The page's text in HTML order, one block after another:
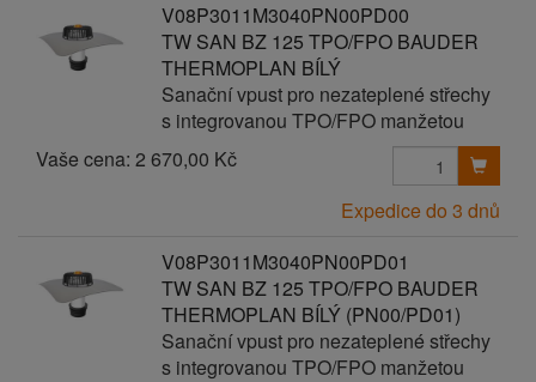
V08P3011M3040PN00PD00
TW SAN BZ 125 TPO/FPO BAUDER
THERMOPLAN BÍLÝ
Sanační vpust pro nezateplené střechy
s integrovanou TPO/FPO manžetou
Vaše cena: 2 670,00 Kč
Expedice do 3 dnů
V08P3011M3040PN00PD01
TW SAN BZ 125 TPO/FPO BAUDER
THERMOPLAN BÍLÝ (PN00/PD01)
Sanační vpust pro nezateplené střechy
s integrovanou TPO/FPO manžetou